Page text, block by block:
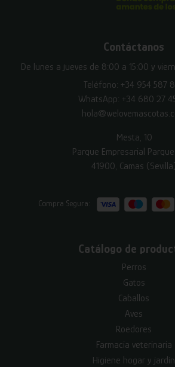
Contáctanos
De lunes a jueves de 8:00 a 15:00 y
Teléfono: +34 954 587
WhatsApp: +34 680 27
Mesta, 10
Parque Empresarial
41900, Camas
Compra Segura:
Catálogo de
Perros
Gatos
Caballos
Aves
Roedores
Farmacia veterinaria
Higiene hogar y jardín